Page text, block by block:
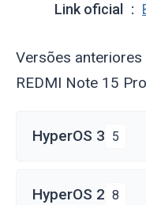
Link oficial
Versões
REDMI Note 15
HyperOS 3 5
HyperOS 2 8